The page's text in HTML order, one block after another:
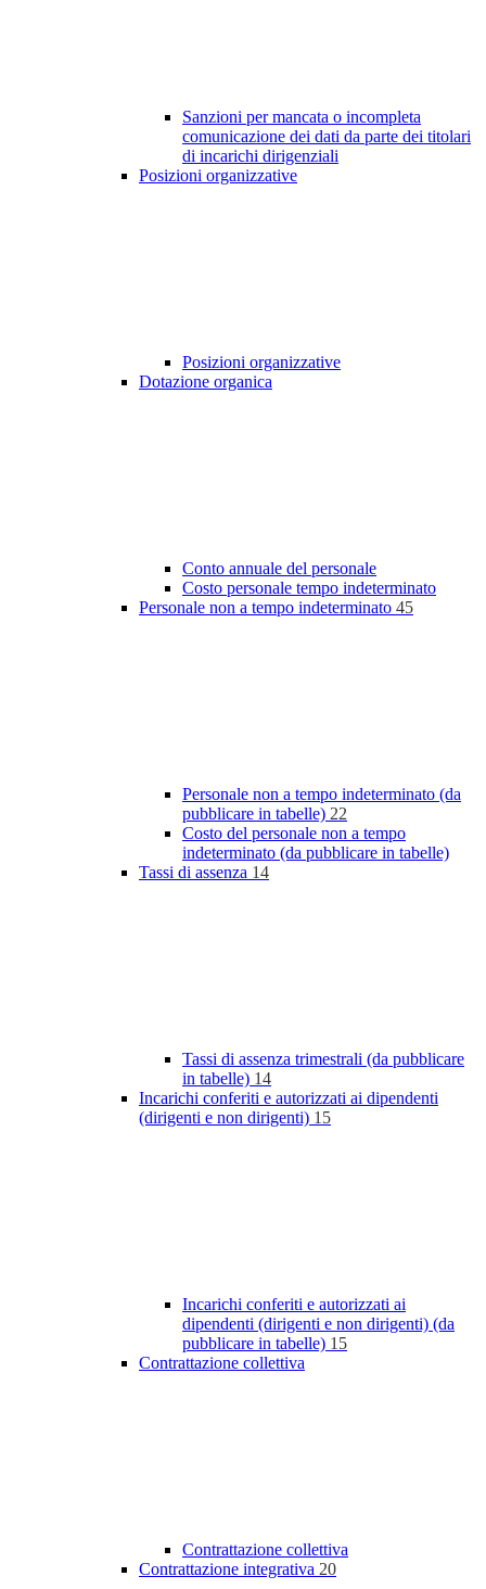
Sanzioni per mancata o incompleta
comunicazione dei dati da parte dei titolari
di incarichi dirigenziali
Posizioni organizzative
Posizioni organizzative
Dotazione organica
Conto annuale del personale
Costo personale tempo indeterminato
Personale non a tempo indeterminato 45
Personale non a tempo indeterminato (da
pubblicare in tabelle) 22
Costo del personale non a tempo
indeterminato (da pubblicare in tabelle)
Tassi di assenza 14
Tassi di assenza trimestrali (da pubblicare
in tabelle) 14
Incarichi conferiti e autorizzati ai dipendenti
(dirigenti e non dirigenti) 15
Incarichi conferiti e autorizzati ai
dipendenti (dirigenti e non dirigenti) (da
pubblicare in tabelle) 15
Contrattazione collettiva
Contrattazione collettiva
Contrattazione integrativa 20